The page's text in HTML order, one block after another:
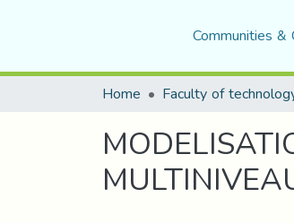
Communities &
Home Faculty of